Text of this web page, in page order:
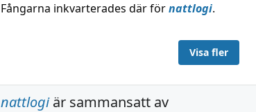
Fångarna inkvarterades där förnattlogi.
Visa fler
nattlogiär sammansatt av